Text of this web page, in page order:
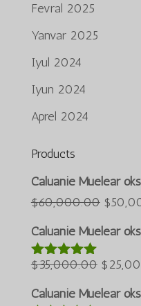
Fevral 2025
Yanvar 2025
Iyul 2024
Iyun 2024
Aprel 2024
Products
Caluanie Muelear
$60,000.00 Asl
narxi:
$
Caluanie Muelear
5 bahodan
$35,000.00 Asl
narxi:
$
Caluanie Muelear